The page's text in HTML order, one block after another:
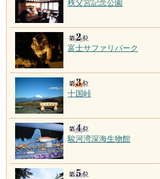
秩父宮記念公園
富士サファリパーク
十国峠
駿河湾深海生物館